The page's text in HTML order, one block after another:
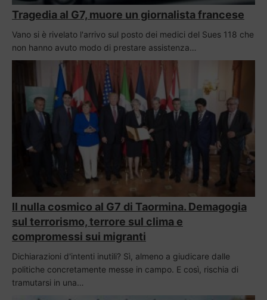
Tragedia al G7, muore un giornalista francese
Vano si è rivelato l'arrivo sul posto dei medici del Sues 118 che
non hanno avuto modo di prestare assistenza…
Il nulla cosmico al G7 di Taormina. Demagogia
sul terrorismo, terrore sul clima e
compromessi sui migranti
Dichiarazioni d'intenti inutili? Sì, almeno a giudicare dalle
politiche concretamente messe in campo. E così, rischia di
tramutarsi in una…